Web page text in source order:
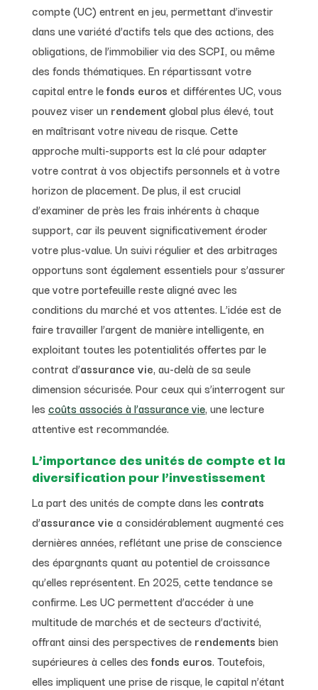
compte (UC) entrent en jeu, permettant d’investir
dans une variété d’actifs tels que des actions, des
obligations, de l’immobilier via des SCPI, ou même
des fonds thématiques. En répartissant votre
capital entre lefonds euros et différentes UC, vous
pouvez viser un rendementglobal plus élevé, tout
en maîtrisant votre niveau de risque. Cette
approche multi-supports est la clé pour adapter
votre contrat à vos objectifs personnels et à votre
horizon de placement. De plus, il est crucial
d’examiner de près les frais inhérents à chaque
support, car ils peuvent significativement éroder
votre plus-value. Un suivi régulier et des arbitrages
opportuns sont également essentiels pour s’assurer
que votre portefeuille reste aligné avec les
conditions du marché et vos attentes. L’idée est de
faire travailler l’argent de manière intelligente, en
exploitant toutes les potentialités offertes par le
contrat d’assurance vie, au-delà de sa seule
dimension sécurisée. Pour ceux qui s’interrogent sur
les coûts associés à l’assurance vie, une lecture
attentive est recommandée.
L’importance des unités de compte et la
diversification pour l’investissement
La part des unités de compte dans les contrats
d’assurance vie a considérablement augmenté ces
dernières années, reflétant une prise de conscience
des épargnants quant au potentiel de croissance
qu’elles représentent. En 2025, cette tendance se
confirme. Les UC permettent d’accéder à une
multitude de marchés et de secteurs d’activité,
offrant ainsi des perspectives de rendements bien
supérieures à celles des fonds euros. Toutefois,
elles impliquent une prise de risque, le capital n’étant